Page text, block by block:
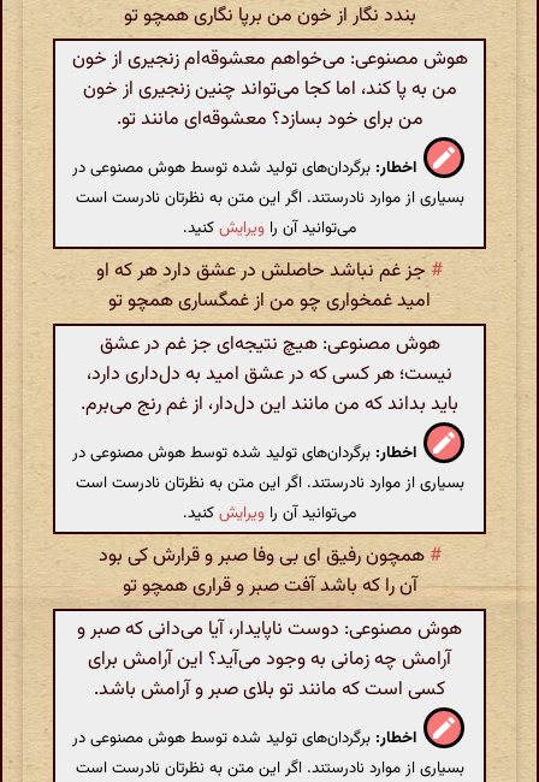
بندد نگار از خون من برپا نگاری همچو تو
هوش مصنوعی: می‌خواهم معشوقه‌ام زنجیری از خون
من به پا کند، اما کجا می‌تواند چنین زنجیری از خون
من برای خود بسازد؟ معشوقه‌ای مانند تو.
اخطار: برگردان‌های تولید شده توسط هوش مصنوعی در
بسیاری از موارد نادرستند. اگر این متن به نظرتان نادرست است
می‌توانید آن را ویرایشکنید.
#جز غم نباشد حاصلش در عشق دارد هر که او
امید غمخواری چو من از غمگساری همچو تو
هوش مصنوعی: هیچ نتیجه‌ای جز غم در عشق
نیست؛ هر کسی که در عشق امید به دل‌داری دارد،
باید بداند که من مانند این دل‌دار، از غم رنج می‌برم.
اخطار: برگردان‌های تولید شده توسط هوش مصنوعی در
بسیاری از موارد نادرستند. اگر این متن به نظرتان نادرست است
می‌توانید آن را ویرایشکنید.
# همچون رفیق ای بی وفا صبر و قرارش کی بود
آن را که باشد آفت صبر و قراری همچو تو
هوش مصنوعی: دوست ناپایدار، آیا می‌دانی که صبر و
آرامش چه زمانی به وجود می‌آید؟ این آرامش برای
کسی است که مانند تو بلای صبر و آرامش باشد.
اخطار: برگردان‌های تولید شده توسط هوش مصنوعی در
بسیاری از موارد نادرستند. اگر این متن به نظرتان نادرست است